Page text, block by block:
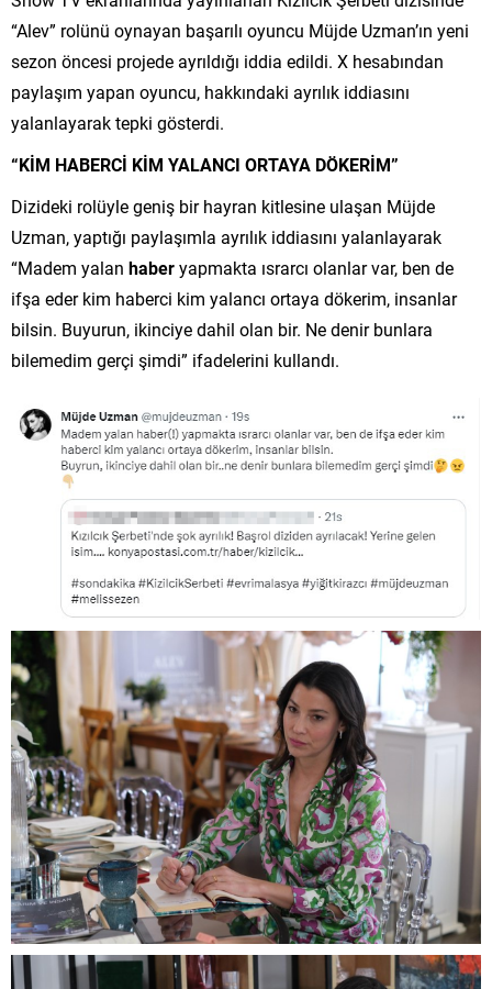
“Alev” rolünü oynayan başarılı oyuncu Müjde Uzman’ın yeni
sezon öncesi projede ayrıldığı iddia edildi. X hesabından
paylaşım yapan oyuncu, hakkındaki ayrılık iddiasını
yalanlayarak tepki gösterdi.
“KİM HABERCİ KİM YALANCI ORTAYA DÖKERİM”
Dizideki rolüyle geniş bir hayran kitlesine ulaşan Müjde
Uzman, yaptığı paylaşımla ayrılık iddiasını yalanlayarak
“Madem yalan haberyapmakta ısrarcı olanlar var, ben de
ifşa eder kim haberci kim yalancı ortaya dökerim, insanlar
bilsin. Buyurun, ikinciye dahil olan bir. Ne denir bunlara
bilemedim gerçi şimdi” ifadelerini kullandı.